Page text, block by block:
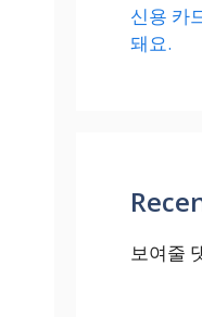
신용 카
돼요.
보여줄